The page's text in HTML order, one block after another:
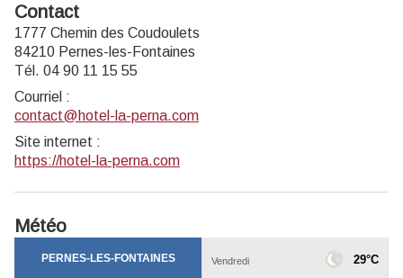
Contact
1777 Chemin des Coudoulets
84210 Pernes-les-Fontaines
Tél. 04 90 11 15 55
Courriel :
contact@hotel-la-perna.com
Site internet :
https://hotel-la-perna.com
Météo